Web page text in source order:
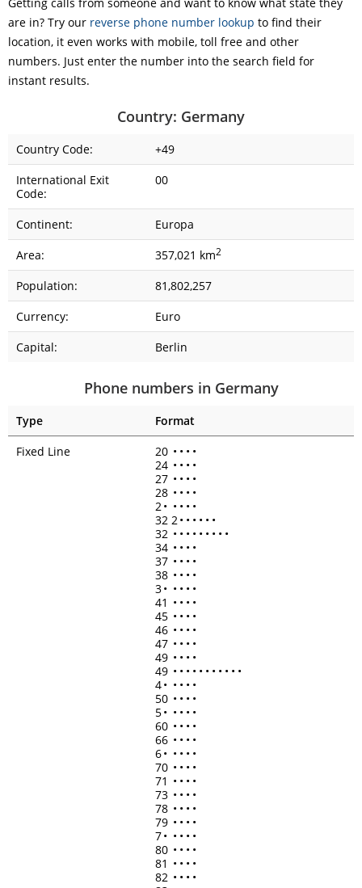
are in? Try our reverse phone number lookup to find their
location, it even works with mobile, toll free and other
numbers. Just enter the number into the search field for
instant results.
Country: Germany
Country Code:
+49
International Exit
Code:
00
Continent:
Europa
Area:
357,021 km2
Population:
81,802,257
Currency:
Euro
Capital:
Berlin
Phone numbers in Germany
Type
Format
Fixed Line
20 • • • •
24 • • • •
27 • • • •
28 • • • •
2• • • • •
32 2• • • • • •
32 • • • • • • • • •
34 • • • •
37 • • • •
38 • • • •
3• • • • •
41 • • • •
45 • • • •
46 • • • •
47 • • • •
49 • • • •
49 • • • • • • • • • • •
4• • • • •
50 • • • •
5• • • • •
60 • • • •
66 • • • •
6• • • • •
70 • • • •
71 • • • •
73 • • • •
78 • • • •
79 • • • •
7• • • • •
80 • • • •
81 • • • •
82 • • • •